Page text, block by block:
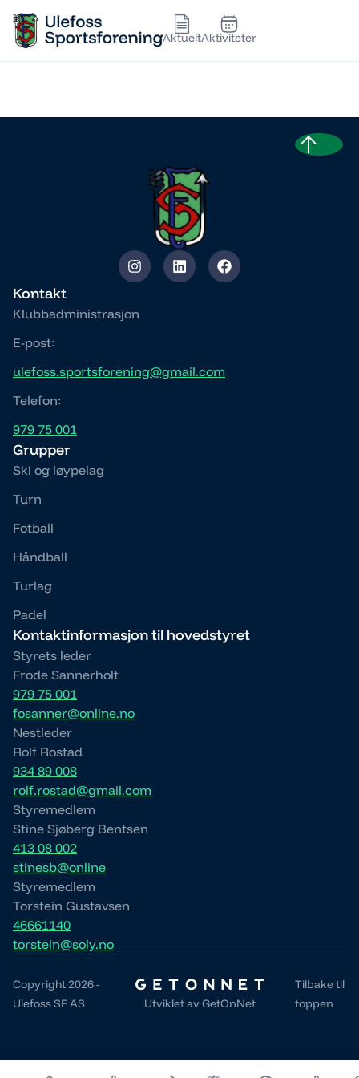
AktueltAktiviteter
Kontakt
Klubbadministrasjon
E-post:
ulefoss.sportsforening@gmail.com
Telefon:
979 75 001
Grupper
Ski og løypelag
Turn
Fotball
Håndball
Turlag
Padel
Kontaktinformasjon til hovedstyret
Styrets leder
Frode Sannerholt
979 75 001
fosanner@online.no
Nestleder
Rolf Rostad
934 89 008
rolf.rostad@gmail.com
Styremedlem
Stine Sjøberg Bentsen
413 08 002
stinesb@online
Styremedlem
Torstein Gustavsen
46661140
torstein@soly.no
Copyright 2026 -
Ulefoss SF AS
Utviklet avGetOnNet
Tilbake til
toppen